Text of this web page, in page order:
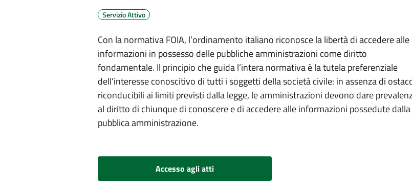
Servizio Attivo
Con la normativa FOIA, l’ordinamento italiano riconosce la libertà di accedere alle
informazioni in possesso delle pubbliche amministrazioni come diritto
fondamentale. Il principio che guida l’intera normativa è la tutela preferenziale
dell’interesse conoscitivo di tutti i soggetti della società civile: in assenza di
riconducibili ai limiti previsti dalla legge, le amministrazioni devono dare
al diritto di chiunque di conoscere e di accedere alle informazioni possedute dalla
pubblica amministrazione.
Accesso agli atti